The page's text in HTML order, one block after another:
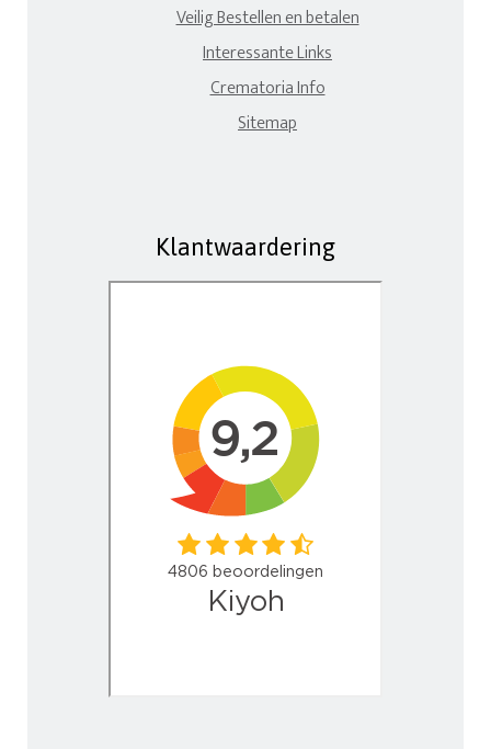
Veilig Bestellen en betalen
Interessante Links
Crematoria Info
Sitemap
Klantwaardering